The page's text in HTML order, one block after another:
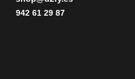
942 61 29 87